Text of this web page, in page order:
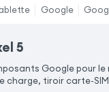
Google
5
Google pour
charge, tiroir carte-